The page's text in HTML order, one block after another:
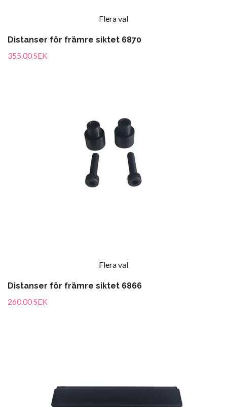
Flera val
Distanser för främre siktet 6870
355.00 SEK
Flera val
Distanser för främre siktet 6866
260.00 SEK